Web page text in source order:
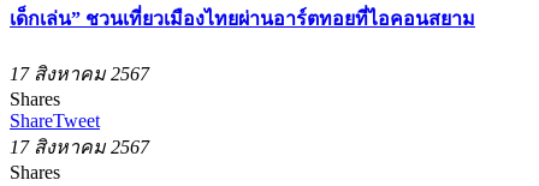
เด็กเล่น” ชวนเที่ยวเมืองไทยผ่านอาร์ตทอยที่ไอคอนสยาม
17 สิงหาคม 2567
Shares
ShareTweet
17 สิงหาคม 2567
Shares